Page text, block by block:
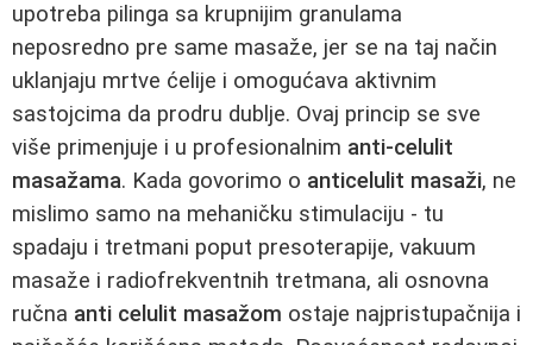
upotreba pilinga sa krupnijim granulama
neposredno pre same masaže, jer se na taj način
uklanjaju mrtve ćelije i omogućava aktivnim
sastojcima da prodru dublje. Ovaj princip se sve
više primenjuje i u profesionalnim anti-celulit
masažama. Kada govorimo o anticelulit masaži, ne
mislimo samo na mehaničku stimulaciju - tu
spadaju i tretmani poput presoterapije, vakuum
masaže i radiofrekventnih tretmana, ali osnovna
ručna anti celulit masažom ostaje najpristupačnija i